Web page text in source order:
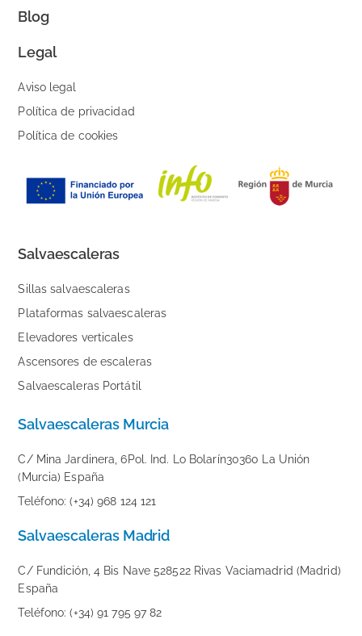
Blog
Legal
Aviso legal
Política de privacidad
Política de cookies
Salvaescaleras
Sillas salvaescaleras
Plataformas salvaescaleras
Elevadores verticales
Ascensores de escaleras
Salvaescaleras Portátil
Salvaescaleras Murcia
C/ Mina Jardinera, 6Pol. Ind. Lo Bolarín30360 La Unión
(Murcia) España
Teléfono: (+34) 968 124 121
Salvaescaleras Madrid
C/ Fundición, 4 Bis Nave 528522 Rivas Vaciamadrid (Madrid)
España
Teléfono: (+34) 91 795 97 82